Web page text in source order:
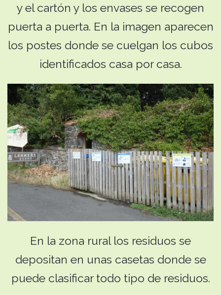
y el cartón y los envases se recogen
puerta a puerta. En la imagen aparecen
los postes donde se cuelgan los cubos
identificados casa por casa.
En la zona rural los residuos se
depositan en unas casetas donde se
puede clasificar todo tipo de residuos.